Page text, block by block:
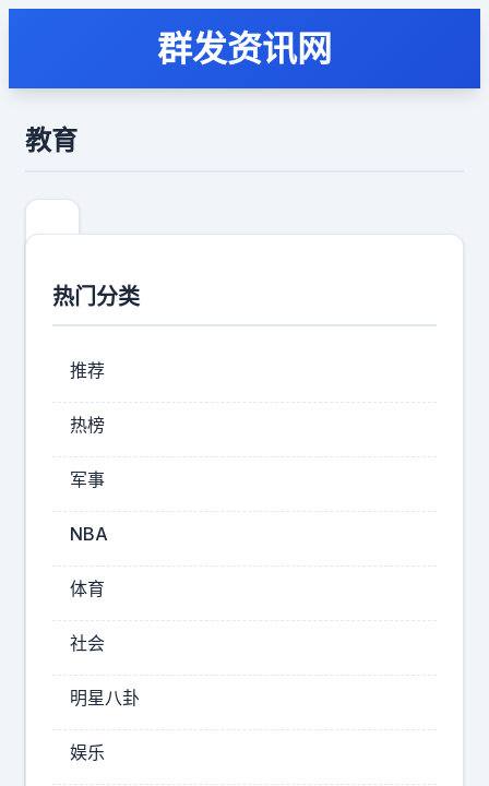
群发资讯网
教育
考
的
！
热门分类
推荐
热榜
军事
NBA
体育
社会
明星八卦
娱乐